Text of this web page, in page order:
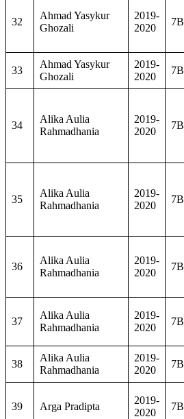
32
Ahmad Yasykur
Ghozali
2019-
2020
7B
33
Ahmad Yasykur
Ghozali
2019-
2020
7B
34
Alika Aulia
Rahmadhania
2019-
2020
7B
35
Alika Aulia
Rahmadhania
2019-
2020
7B
36
Alika Aulia
Rahmadhania
2019-
2020
7B
37
Alika Aulia
Rahmadhania
2019-
2020
7B
38
Alika Aulia
Rahmadhania
2019-
2020
7B
39 Arga Pradipta
2019-
2020
7B